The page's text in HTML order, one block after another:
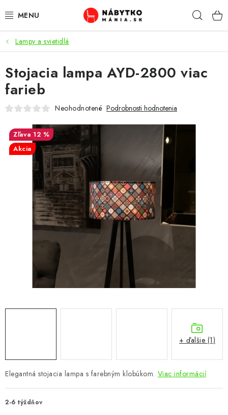
na
VÝPREDAJ
NOVINKY
OBÝVACIA IZBA
KUCHYŇA
SPÁĽŇA
PREDSIENE
PRACOVŇA / KANCELÁRIA
KÚPEĽŇA
DETSKÉ A ŠTUDENTSKÉ
DOPLNKY A DEKORÁCIE
ZÁHRADA
Reklamácie a odstúpenie od zmluvy
Lampy a svietidlá
Elegantná stojacia lampa s farebným klobúkom. Viac informácií
2-6 týždňov
Stojacia lampa AYD-2800 viac
farieb
Neohodnotené Podrobnosti hodnotenia
12 %
Akcia
+ ďalšie (1)